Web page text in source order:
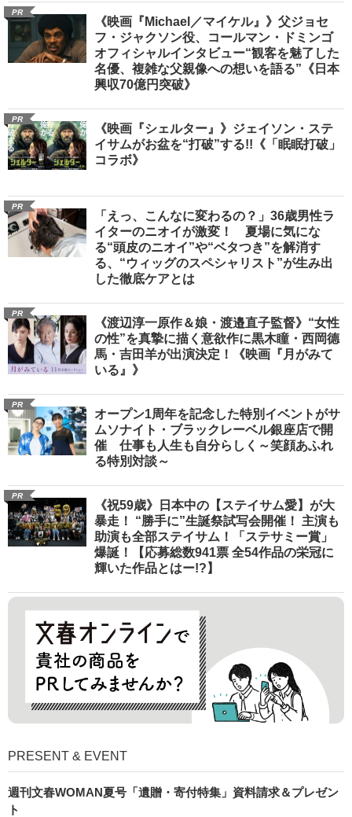
PR
《映画『Michael／マイケル』》父ジョセ
フ・ジャクソン役、コールマン・ドミンゴ
オフィシャルインタビュー“観客を魅了した
名優、複雑な父親像への想いを語る”《日本
興収70億円突破》
PR
《映画『シェルター』》ジェイソン・ステ
イサムがお盆を“打破”する!!《「眠眠打破」
コラボ》
PR
「えっ、こんなに変わるの？」36歳男性ラ
イターのニオイが激変！ 夏場に気にな
る“頭皮のニオイ”や“ベタつき”を解消す
る、“ウィッグのスペシャリスト”が生み出
した徹底ケアとは
PR
《渡辺淳一原作＆娘・渡邉直子監督》“女性
の性”を真摯に描く意欲作に黒木瞳・西岡德
馬・吉田羊が出演決定！《映画『月がみて
いる』》
PR
オープン1周年を記念した特別イベントがサ
ムソナイト・ブラックレーベル銀座店で開
催 仕事も人生も自分らしく～笑顔あふれ
る特別対談～
PR
《祝59歳》日本中の【ステイサム愛】が大
暴走！ “勝手に”生誕祭試写会開催！ 主演も
助演も全部ステイサム！「ステサミー賞」
爆誕！【応募総数941票 全54作品の栄冠に
輝いた作品とはー!?】
PRESENT & EVENT
週刊文春WOMAN夏号「遺贈・寄付特集」資料請求＆プレゼン
ト